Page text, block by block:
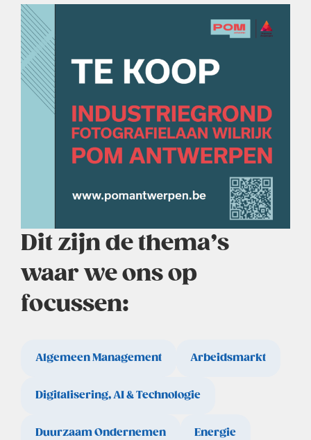
Dit zijn de thema’s
waar we ons op
focussen:
Algemeen Management Arbeidsmarkt
Digitalisering, AI & Technologie
Duurzaam Ondernemen Energie